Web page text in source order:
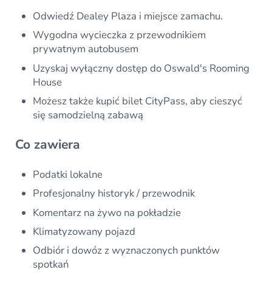
Odwiedź Dealey Plaza i miejsce zamachu.
Wygodna wycieczka z przewodnikiem
prywatnym autobusem
Uzyskaj wyłączny dostęp do Oswald's Rooming
House
Możesz także kupić bilet CityPass, aby cieszyć
się samodzielną zabawą
Co zawiera
Podatki lokalne
Profesjonalny historyk / przewodnik
Komentarz na żywo na pokładzie
Klimatyzowany pojazd
Odbiór i dowóz z wyznaczonych punktów
spotkań